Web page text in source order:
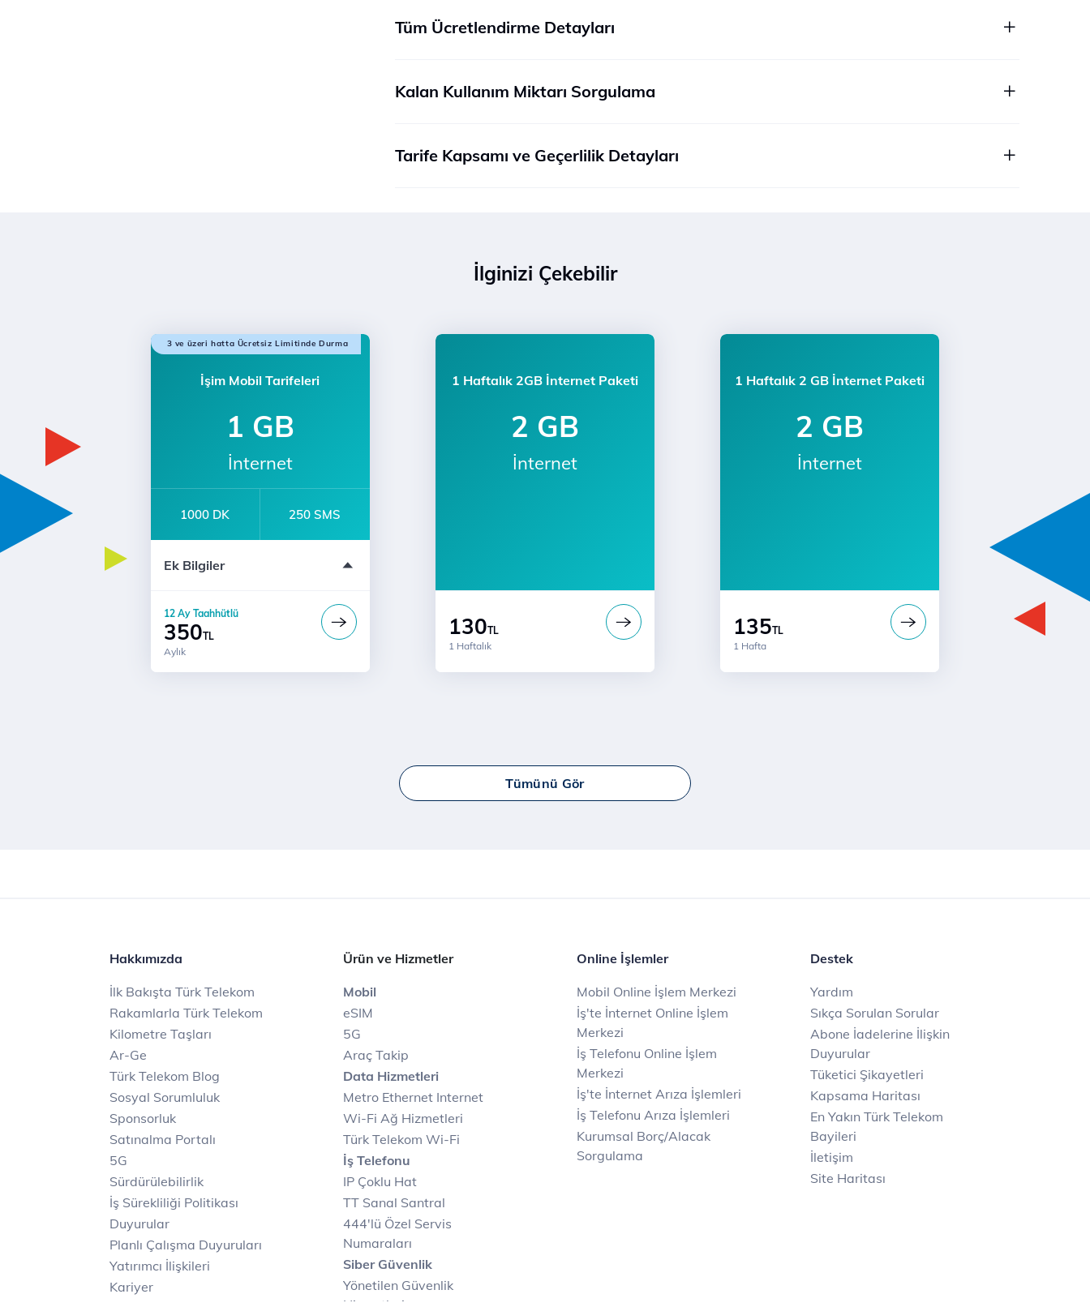
Tüm Ücretlendirme Detayları
Kalan Kullanım Miktarı Sorgulama
Tarife Kapsamı ve Geçerlilik Detayları
İlginizi Çekebilir
3 ve üzeri hatta Ücretsiz Limitinde Durma
İşim Mobil Tarifeleri
1 GB
İnternet
1000 DK 250 SMS
Ek Bilgiler
12 Ay Taahhütlü
12 Ay Taahhütlü
350TL
Aylık
1 Haftalık 2GB İnternet Paketi
2 GB
İnternet
130TL
1 Haftalık
1 Haftalık 2 GB İnternet Paketi
2 GB
İnternet
135TL
1 Hafta
Tümünü Gör
Hakkımızda
İlk Bakışta Türk Telekom
Rakamlarla Türk Telekom
Kilometre Taşları
Ar-Ge
Türk Telekom Blog
Sosyal Sorumluluk
Sponsorluk
Satınalma Portalı
5G
Sürdürülebilirlik
İş Sürekliliği Politikası
Duyurular
Planlı Çalışma Duyuruları
Yatırımcı İlişkileri
Kariyer
Ürün ve Hizmetler
Mobil
eSIM
5G
Araç Takip
Data Hizmetleri
Metro Ethernet Internet
Wi-Fi Ağ Hizmetleri
Türk Telekom Wi-Fi
İş Telefonu
IP Çoklu Hat
TT Sanal Santral
444'lü Özel Servis
Numaraları
Siber Güvenlik
Yönetilen Güvenlik
Online İşlemler
Mobil Online İşlem Merkezi
İş'te İnternet Online İşlem
Merkezi
İş Telefonu Online İşlem
Merkezi
İş'te İnternet Arıza İşlemleri
İş Telefonu Arıza İşlemleri
Kurumsal Borç/Alacak
Sorgulama
Destek
Yardım
Sıkça Sorulan Sorular
Abone İadelerine İlişkin
Duyurular
Tüketici Şikayetleri
Kapsama Haritası
En Yakın Türk Telekom
Bayileri
İletişim
Site Haritası